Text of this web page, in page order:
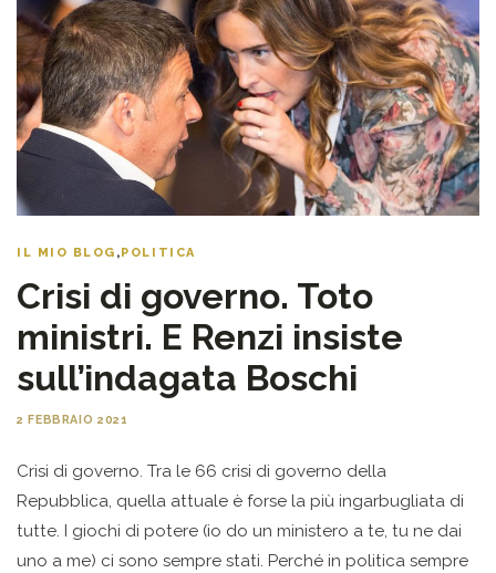
IL MIO BLOG , POLITICA
Crisi di governo. Toto
ministri. E Renzi insiste
sull’indagata Boschi
2 FEBBRAIO 2021
Crisi di governo. Tra le 66 crisi di governo della
Repubblica, quella attuale è forse la più ingarbugliata di
tutte. I giochi di potere (io do un ministero a te, tu ne dai
uno a me) ci sono sempre stati. Perché in politica sempre